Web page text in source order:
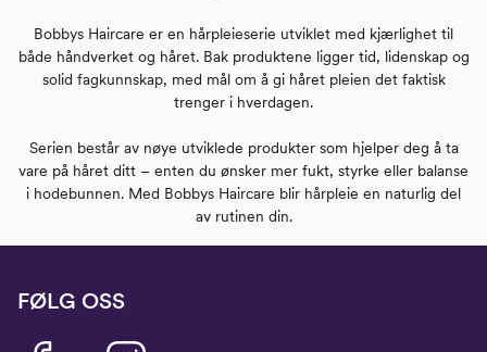
Bobbys Haircare er en hårpleieserie utviklet med kjærlighet til
både håndverket og håret. Bak produktene ligger tid, lidenskap og
solid fagkunnskap, med mål om å gi håret pleien det faktisk
trenger i hverdagen.
Serien består av nøye utviklede produkter som hjelper deg å ta
vare på håret ditt – enten du ønsker mer fukt, styrke eller balanse
i hodebunnen. Med Bobbys Haircare blir hårpleie en naturlig del
av rutinen din.
FØLG OSS